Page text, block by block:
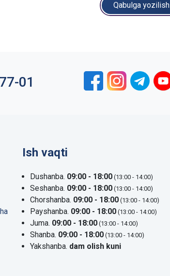
Qabulga yozilish
01
Ish vaqti
Dushanba. 09:00 - 18:00 (13:00 - 14:00)
Seshanba. 09:00 - 18:00 (13:00 - 14:00)
Chorshanba. 09:00 - 18:00 (13:00 - 14:00)
Payshanba. 09:00 - 18:00 (13:00 - 14:00)
Juma. 09:00 - 18:00 (13:00 - 14:00)
Shanba. 09:00 - 18:00 (13:00 - 14:00)
Yakshanba. dam olish kuni